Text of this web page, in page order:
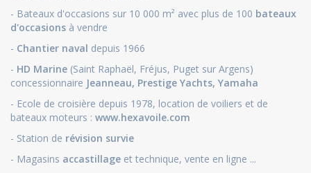
- Bateaux d'occasions sur 10 000 m² avec plus de 100 bateaux
d'occasions à vendre
- Chantier naval depuis 1966
- HD Marine (Saint Raphaël, Fréjus, Puget sur Argens)
concessionnaire Jeanneau, Prestige Yachts, Yamaha
- Ecole de croisière depuis 1978, location de voiliers et de
bateaux moteurs : www.hexavoile.com
- Station de révision survie
- Magasins accastillage et technique, vente en ligne ...